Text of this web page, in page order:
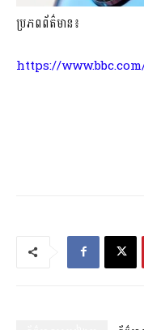
ប្រភពព័ត៌មាន៖
https://